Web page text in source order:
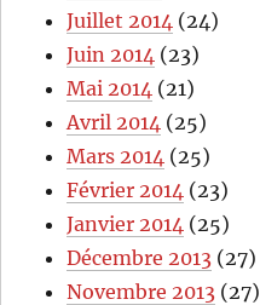
Juillet 2014 (24)
Juin 2014 (23)
Mai 2014 (21)
Avril 2014 (25)
Mars 2014 (25)
Février 2014 (23)
Janvier 2014 (25)
Décembre 2013 (27)
Novembre 2013 (27)